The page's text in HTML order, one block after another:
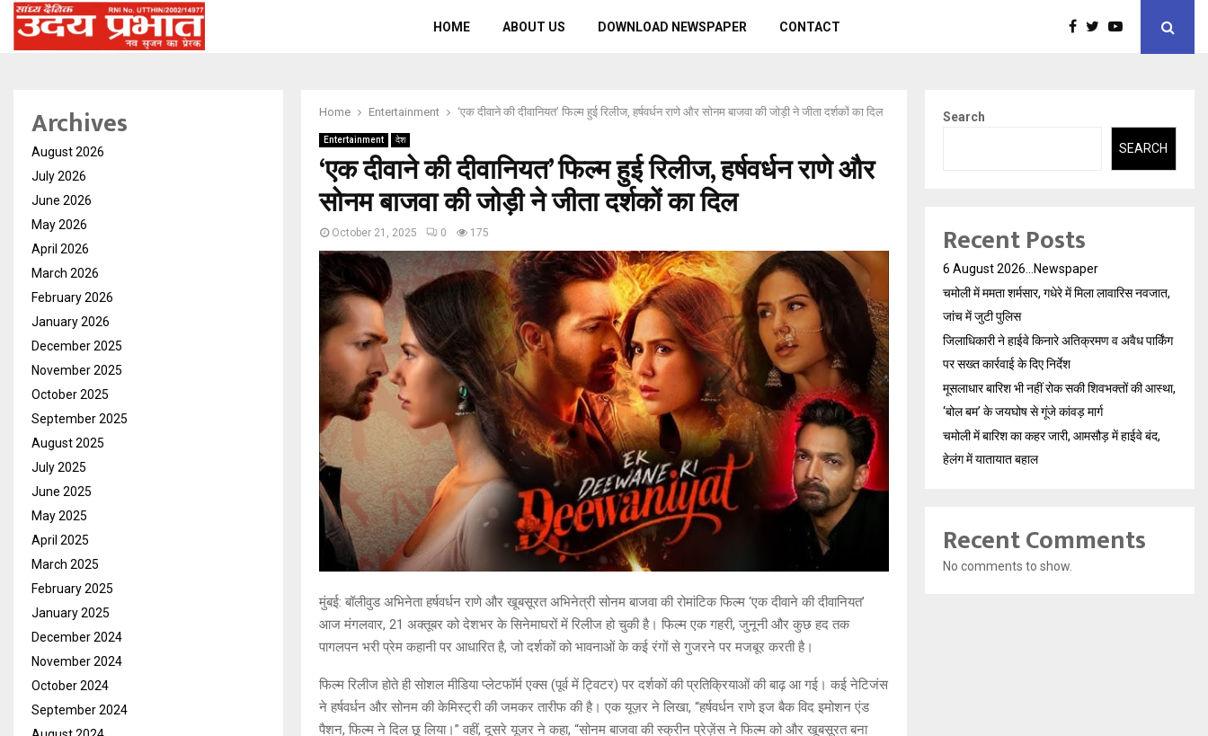
HOME ABOUT US DOWNLOAD NEWSPAPER CONTACT
Home Entertainment ‘एक दीवाने की दीवानियत’ फिल्म हुई रिलीज, हर्षवर्धन राणे और सोनम बाजवा की जोड़ी ने जीता दर्शकों का दिल
Entertainment देश
‘एक दीवाने की दीवानियत’ फिल्म हुई रिलीज, हर्षवर्धन राणे और
सोनम बाजवा की जोड़ी ने जीता दर्शकों का दिल
October 21, 2025 0 175
मुंबई: बॉलीवुड अभिनेता हर्षवर्धन राणे और खूबसूरत अभिनेत्री सोनम बाजवा की रोमांटिक फिल्म ‘एक दीवाने की दीवानियत’
आज मंगलवार, 21 अक्तूबर को देशभर के सिनेमाघरों में रिलीज हो चुकी है। फिल्म एक गहरी, जुनूनी और कुछ हद तक
पागलपन भरी प्रेम कहानी पर आधारित है, जो दर्शकों को भावनाओं के कई रंगों से गुजरने पर मजबूर करती है।
फिल्म रिलीज होते ही सोशल मीडिया प्लेटफॉर्म एक्स (पूर्व में ट्विटर) पर दर्शकों की प्रतिक्रियाओं की बाढ़ आ गई। कई नेटिजंस
ने हर्षवर्धन और सोनम की केमिस्ट्री की जमकर तारीफ की है। एक यूज़र ने लिखा, “हर्षवर्धन राणे इज बैक विद इमोशन एंड
पैशन, फिल्म ने दिल छू लिया।” वहीं, दूसरे यूजर ने कहा, “सोनम बाजवा की स्क्रीन प्रेज़ेंस ने फिल्म को और खूबसूरत बना
Archives
August 2026
July 2026
June 2026
May 2026
April 2026
March 2026
February 2026
January 2026
December 2025
November 2025
October 2025
September 2025
August 2025
July 2025
June 2025
May 2025
April 2025
March 2025
February 2025
January 2025
December 2024
November 2024
October 2024
September 2024
Search
SEARCH
Recent Posts
6 August 2026…Newspaper
चमोली में ममता शर्मसार, गधेरे में मिला लावारिस नवजात,
जांच में जुटी पुलिस
जिलाधिकारी ने हाईवे किनारे अतिक्रमण व अवैध पार्किंग
पर सख्त कार्रवाई के दिए निर्देश
मूसलाधार बारिश भी नहीं रोक सकी शिवभक्तों की आस्था,
‘बोल बम’ के जयघोष से गूंजे कांवड़ मार्ग
चमोली में बारिश का कहर जारी, आमसौड़ में हाईवे बंद,
हेलंग में यातायात बहाल
Recent Comments
No comments to show.